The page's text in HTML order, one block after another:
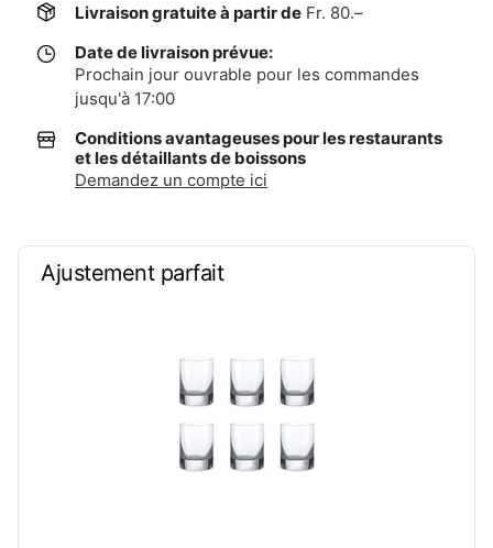
Livraison gratuite à partir de Fr. 80.–
Date de livraison prévue:
Prochain jour ouvrable pour les commandes
jusqu'à 17:00
Conditions avantageuses pour les restaurants
et les détaillants de boissons
Demandez un compte ici
Ajustement parfait